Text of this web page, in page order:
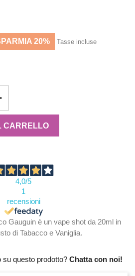
20% Tasse incluse
CARRELLO
4,0/5
1
recensioni
Gauguin è un vape shot da 20ml in
di Tabacco e Vaniglia.
su questo prodotto? Chatta con noi!